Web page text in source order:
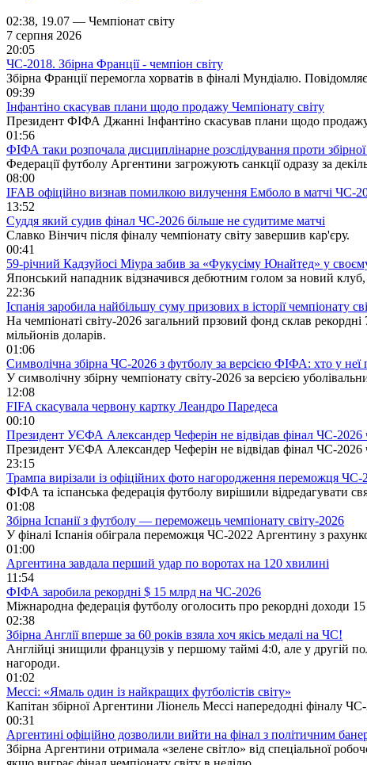
02:38, 19.07 — Чемпіонат світу
7 серпня 2026
20:05
ЧС-2018. Збірна Франції - чемпіон світу
Збірна Франції перемогла хорватів в фіналі Мундіалю.
09:39
Інфантіно скасував плани щодо продажу Чемпіонату світу
Президент ФІФА Джанні Інфантіно скасував плани щодо продажу
01:56
ФІФА таки розпочала дисциплінарне розслідування проти
Федерації футболу Аргентини загрожують санкції одразу за
08:00
IFAB офіційно визнав помилкою вилучення Емболо в матчі ЧС-
13:52
Суддя який судив фінал ЧС-2026 більше не судитиме матчі
Славко Вінчич після фіналу чемпіонату світу завершив кар'єру.
00:41
59-річний Кадзуйосі Міура забив за «Фукусіму Юнайтед» у
Японський нападник відзначився дебютним голом за новий
22:36
Іспанія заробила найбільшу суму призових в історії чемпіонату
На чемпіонаті світу-2026 загальний прзовий фонд склав
мільйонів доларів.
01:06
Символічна збірна ЧС-2026 з футболу за версією ФІФА: хто у неї
У символічну збірну чемпіонату світу-2026 за версією
12:08
FIFA скасувала червону картку Леандро Паредеса
00:10
Президент УЄФА Александер Чеферін не відвідав фінал ЧС-2026
Президент УЄФА Александер Чеферін не відвідав фінал ЧС-2026
23:15
Трампа вирізали із офіційних фото нагородження переможця ЧС-
ФІФА та іспанська федерація футболу вирішили відредагувати
01:08
Збірна Іспанії з футболу — переможець чемпіонату світу-2026
У фіналі Іспанія обіграла переможця ЧС-2022 Аргентину з
01:00
Аргентина завдала перший удар по воротах на 120 хвилині
11:54
ФІФА заробила рекордні $ 15 млрд на ЧС-2026
Міжнародна федерація футболу оголосить про рекордні доходи
02:38
Збірна Англії вперше за 60 років взяла хоч якісь медалі на ЧС!
Англійці знищили французів у першому таймі 4:0, але у другій
нагороди.
01:02
Мессі: «Ямаль один із найкращих футболістів світу»
Капітан збірної Аргентини Ліонель Мессі напередодні фіналу
00:31
Аргентині офіційно дозволили вийти на фінал з політичним
Збірна Аргентини отримала «зелене світло» від спеціальної